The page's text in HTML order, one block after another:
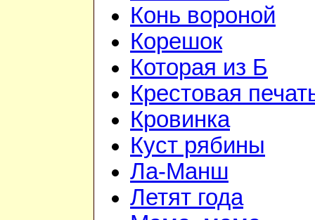
Конь вороной
Корешок
Которая из Б
Крестовая
Кровинка
Куст рябины
Ла-Манш
Летят года